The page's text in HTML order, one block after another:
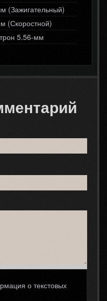
(Зажигательный)
(Скоростной)
5.56-мм
о текстовых